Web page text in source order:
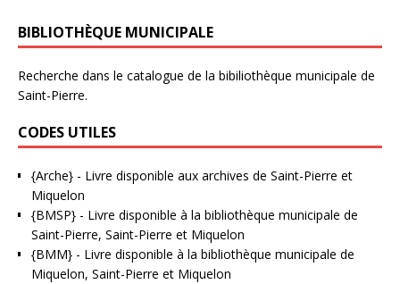
BIBLIOTHÈQUE MUNICIPALE
Recherche dans le catalogue de la bibiliothèque municipale de
Saint-Pierre.
CODES UTILES
{Arche} - Livre disponible aux archives de Saint-Pierre et
Miquelon
{BMSP} - Livre disponible à la bibliothèque municipale de
Saint-Pierre, Saint-Pierre et Miquelon
{BMM} - Livre disponible à la bibliothèque municipale de
Miquelon, Saint-Pierre et Miquelon